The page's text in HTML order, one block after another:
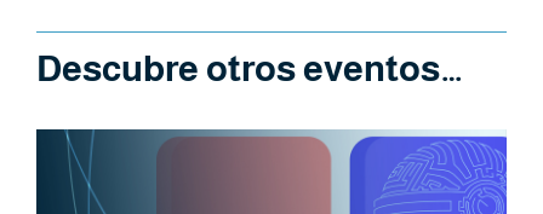
Descubre otros eventos…